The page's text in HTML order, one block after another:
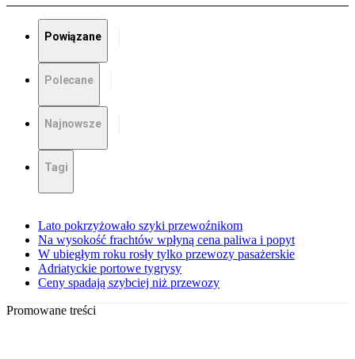
Powiązane
Polecane
Najnowsze
Tagi
Lato pokrzyżowało szyki przewoźnikom
Na wysokość frachtów wpłyną cena paliwa i popyt
W ubiegłym roku rosły tylko przewozy pasażerskie
Adriatyckie portowe tygrysy
Ceny spadają szybciej niż przewozy
Promowane treści